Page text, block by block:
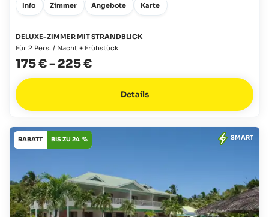
Info Zimmer Angebote Karte
DELUXE-ZIMMER MIT STRANDBLICK
Für 2 Pers. / Nacht + Frühstück
175 €- 225 €
Details
RABATT BIS ZU 24 % SMART